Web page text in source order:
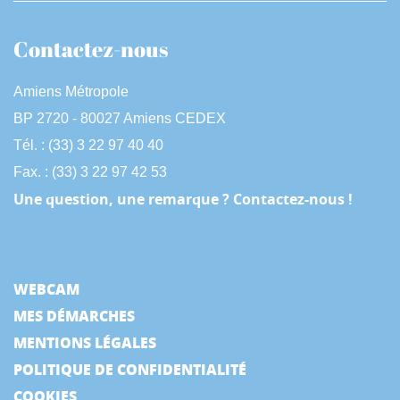
Contactez-nous
Amiens Métropole
BP 2720 - 80027 Amiens CEDEX
Tél. : (33) 3 22 97 40 40
Fax. : (33) 3 22 97 42 53
Une question, une remarque ? Contactez-nous !
WEBCAM
MES DÉMARCHES
MENTIONS LÉGALES
POLITIQUE DE CONFIDENTIALITÉ
COOKIES